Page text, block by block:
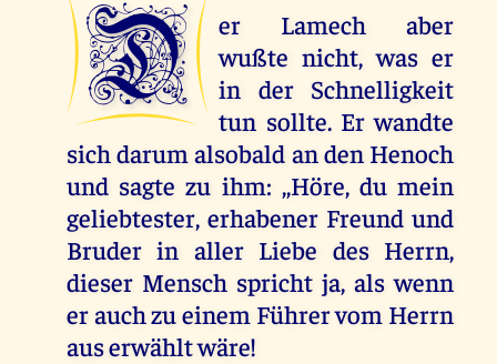
D
er Lamech aber
wußte nicht, was er
in der Schnelligkeit
tun sollte. Er wandte
sich darum alsobald an den Henoch
und sagte zu ihm: ,,Höre, du mein
geliebtester, erhabener Freund und
Bruder in aller Liebe des Herrn,
dieser Mensch spricht ja, als wenn
er auch zu einem Führer vom Herrn
aus erwählt wäre!